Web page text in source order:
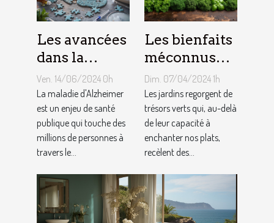
Les avancées
dans la
recherche
sur la
maladie
d'Alzheimer
Ven. 14/06/2024 0h
La maladie d'Alzheimer
est un enjeu de santé
publique qui touche des
millions de personnes à
travers le...
Les bienfaits
méconnus
des herbes
aromatiques
du jardin sur
notre santé
Dim. 07/04/2024 1h
Les jardins regorgent de
trésors verts qui, au-delà
de leur capacité à
enchanter nos plats,
recèlent des...